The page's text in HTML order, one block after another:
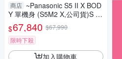
商店 ~Panasonic S5 II X BOD
Y 單機身 (S5M2 X,公司貨)S 5II
$67,840 $67,990
限時下殺
加入購物車